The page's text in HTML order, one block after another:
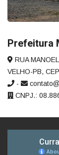
Prefeitura
RUA
VELHO-PB,
-
CNPJ.: